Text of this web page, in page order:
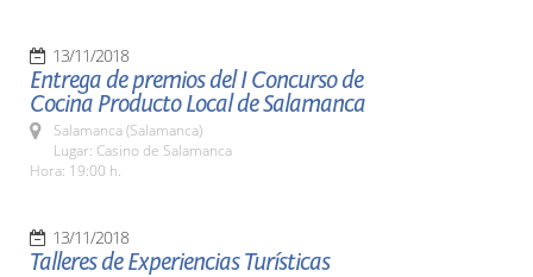
13/11/2018
Entrega de premios del I Concurso de
Cocina Producto Local de Salamanca
Salamanca (Salamanca)
Lugar: Casino de Salamanca
Hora: 19:00 h.
13/11/2018
Talleres de Experiencias Turísticas